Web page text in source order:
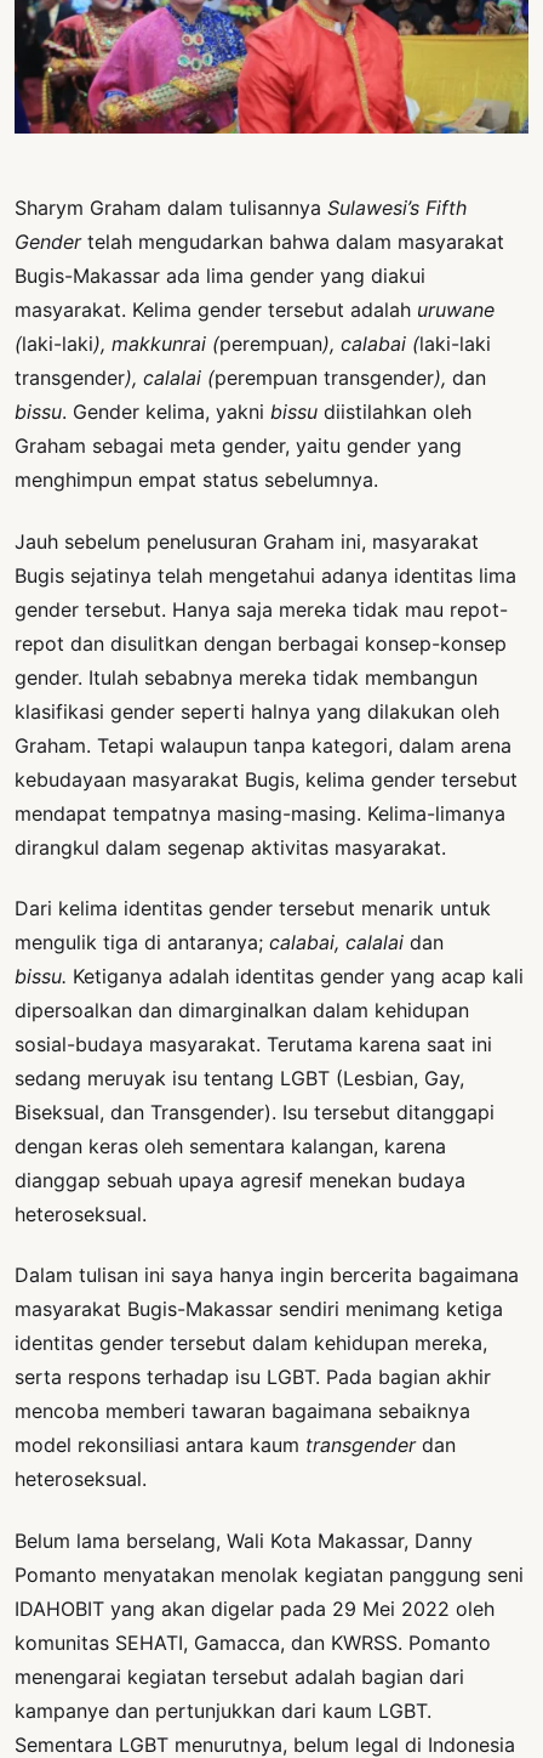
Sharym Graham dalam tulisannya Sulawesi’s Fifth
Gender telah mengudarkan bahwa dalam masyarakat
Bugis-Makassar ada lima gender yang diakui
masyarakat. Kelima gender tersebut adalah uruwane
(laki-laki), makkunrai (perempuan), calabai (laki-laki
transgender), calalai (perempuan transgender), dan
bissu. Gender kelima, yakni bissu diistilahkan oleh
Graham sebagai meta gender, yaitu gender yang
menghimpun empat status sebelumnya.
Jauh sebelum penelusuran Graham ini, masyarakat
Bugis sejatinya telah mengetahui adanya identitas lima
gender tersebut. Hanya saja mereka tidak mau repot-
repot dan disulitkan dengan berbagai konsep-konsep
gender. Itulah sebabnya mereka tidak membangun
klasifikasi gender seperti halnya yang dilakukan oleh
Graham. Tetapi walaupun tanpa kategori, dalam arena
kebudayaan masyarakat Bugis, kelima gender tersebut
mendapat tempatnya masing-masing. Kelima-limanya
dirangkul dalam segenap aktivitas masyarakat.
Dari kelima identitas gender tersebut menarik untuk
mengulik tiga di antaranya; calabai, calalai dan
bissu. Ketiganya adalah identitas gender yang acap kali
dipersoalkan dan dimarginalkan dalam kehidupan
sosial-budaya masyarakat. Terutama karena saat ini
sedang meruyak isu tentang LGBT (Lesbian, Gay,
Biseksual, dan Transgender). Isu tersebut ditanggapi
dengan keras oleh sementara kalangan, karena
dianggap sebuah upaya agresif menekan budaya
heteroseksual.
Dalam tulisan ini saya hanya ingin bercerita bagaimana
masyarakat Bugis-Makassar sendiri menimang ketiga
identitas gender tersebut dalam kehidupan mereka,
serta respons terhadap isu LGBT. Pada bagian akhir
mencoba memberi tawaran bagaimana sebaiknya
model rekonsiliasi antara kaum transgender dan
heteroseksual.
Belum lama berselang, Wali Kota Makassar, Danny
Pomanto menyatakan menolak kegiatan panggung seni
IDAHOBIT yang akan digelar pada 29 Mei 2022 oleh
komunitas SEHATI, Gamacca, dan KWRSS. Pomanto
menengarai kegiatan tersebut adalah bagian dari
kampanye dan pertunjukkan dari kaum LGBT.
Sementara LGBT menurutnya, belum legal di Indonesia